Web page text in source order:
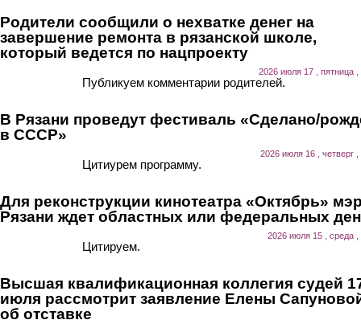
Родители сообщили о нехватке денег на
завершение ремонта в рязанской школе,
который ведется по нацпроекту
2026 июля 17 , пятница ,
Публикуем комментарии родителей.
В Рязани проведут фестиваль «Сделано/
в СССР»
2026 июля 16 , четверг ,
Цитиурем программу.
Для реконструкции кинотеатра «Октябрь»
Рязани ждет областных или федеральных
2026 июля 15 , среда ,
Цитируем.
Высшая квалификационная коллегия судей
июля рассмотрит заявление Елены
об отставке